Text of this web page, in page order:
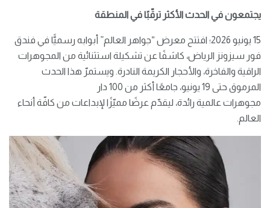
يجتمعون في الحدث الأكثر ترقّبًا فيالمنطقة
15 يونيو 2026؛ افتتح معرض “جواهر العالم” أبوابه رسميًّا في فندق
فور سيزونز الرياض، كاشفًا عن تشكيلة استثنائية من المجوهرات
الراقية والفاخرة، والأحجار الكريمة النادرة. ويستمرّ هذا الحدث
المرموق حتى 19 يونيو، جامعًا أكثر من 100 دار
مجوهرات عالمية رائدة، ليقدّم عرضًا مميّزًا لإبداعات من كافّة أنحاء
العالم.